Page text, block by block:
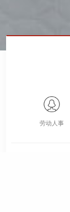
劳动人事